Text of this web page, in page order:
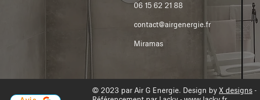
06 15 62 21 88
contact@airgenergie.fr
Miramas
© 2023 par Air G Energie. Design by X designs -